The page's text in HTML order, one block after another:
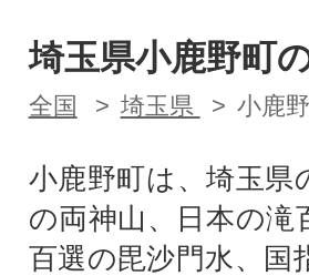
埼玉県小鹿野町
全国 埼玉県 小鹿
小鹿野町は、埼玉県
の両神山、日本の滝
百選の毘沙門水、国